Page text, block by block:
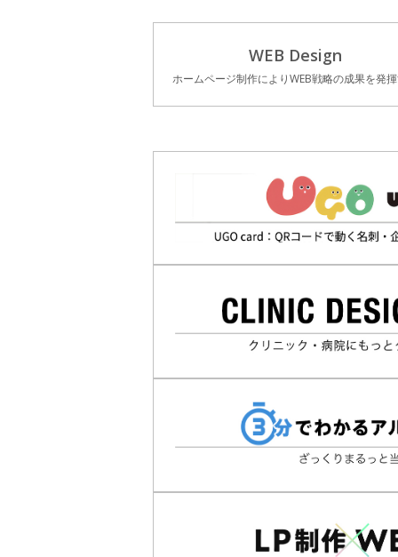
WEB Design
ホームページ制作によりWEB戦略の成果を発